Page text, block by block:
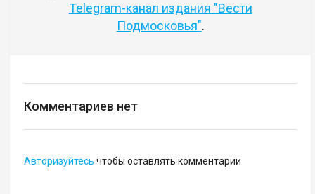
Telegram-канал издания "Вести
Подмосковья".
Комментариев нет
Авторизуйтесь чтобы оставлять комментарии